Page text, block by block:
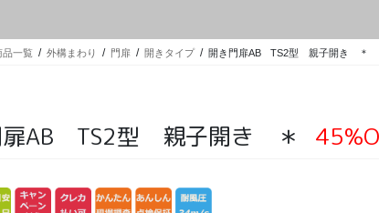
品一覧 外構まわり 門扉 開きタイプ 開き門扉AB TS2型 親子開き ＊
扉AB TS2型 親子開き ＊